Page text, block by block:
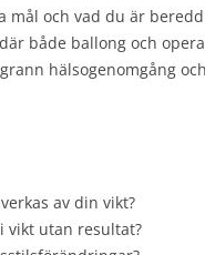
och vad du är
både ballong och
hälsogenomgång
av din vikt?
vikt utan resultat?